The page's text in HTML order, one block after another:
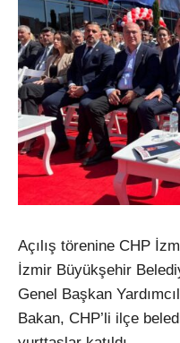
Açılış törenine CHP
İzmir Büyükşehir
Genel Başkan
Bakan, CHP’li ilçe